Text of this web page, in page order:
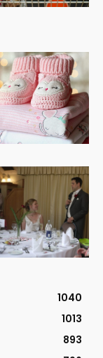
1040
1013
893